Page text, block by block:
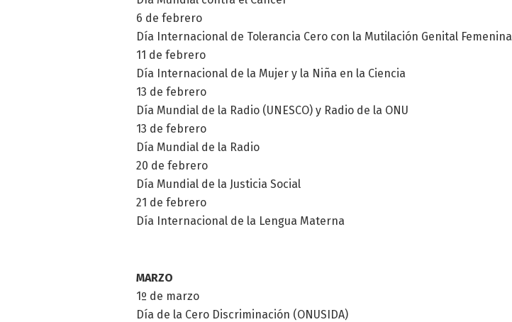
6 de febrero
Día Internacional de Tolerancia Cero con la Mutilación Genital Femenina
11 de febrero
Día Internacional de la Mujer y la Niña en la Ciencia
13 de febrero
Día Mundial de la Radio (UNESCO) y Radio de la ONU
13 de febrero
Día Mundial de la Radio
20 de febrero
Día Mundial de la Justicia Social
21 de febrero
Día Internacional de la Lengua Materna
MARZO
1º de marzo
Día de la Cero Discriminación (ONUSIDA)